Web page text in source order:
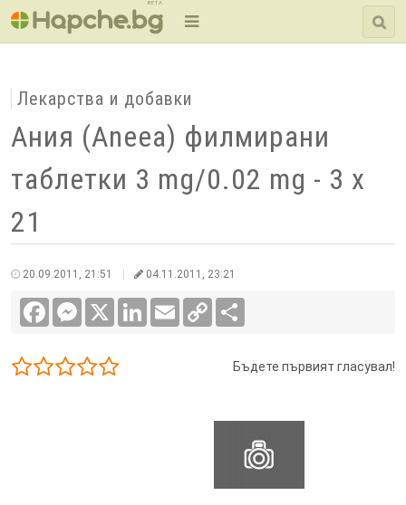
BETA
Лекарства и добавки
Ания (Aneea) филмирани
таблетки 3 mg/0.02 mg - 3 x
21
20.09.2011, 21:51 04.11.2011, 23:21
FacebookMessenger LinkedInEmail
Copy
Link
1/52/53/54/55/5 Бъдете първият гласувал!